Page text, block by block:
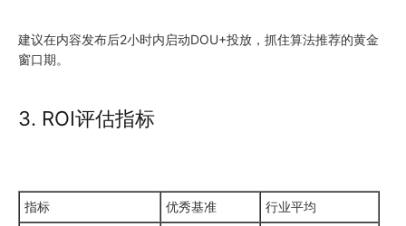
建议在内容发布后2小时内启动DOU+投放，抓住算法推荐的黄金
窗口期。
3. ROI评估指标
指标 优秀基准
行业平均